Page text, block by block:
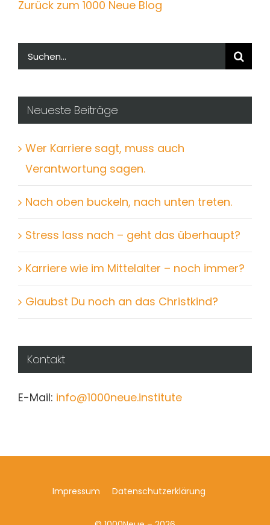
Suche
nach:
Wer Karriere sagt, muss auch
Verantwortung sagen.
Nach oben buckeln, nach unten treten.
Stress lass nach – geht das überhaupt?
Karriere wie im Mittelalter – noch immer?
Glaubst Du noch an das Christkind?